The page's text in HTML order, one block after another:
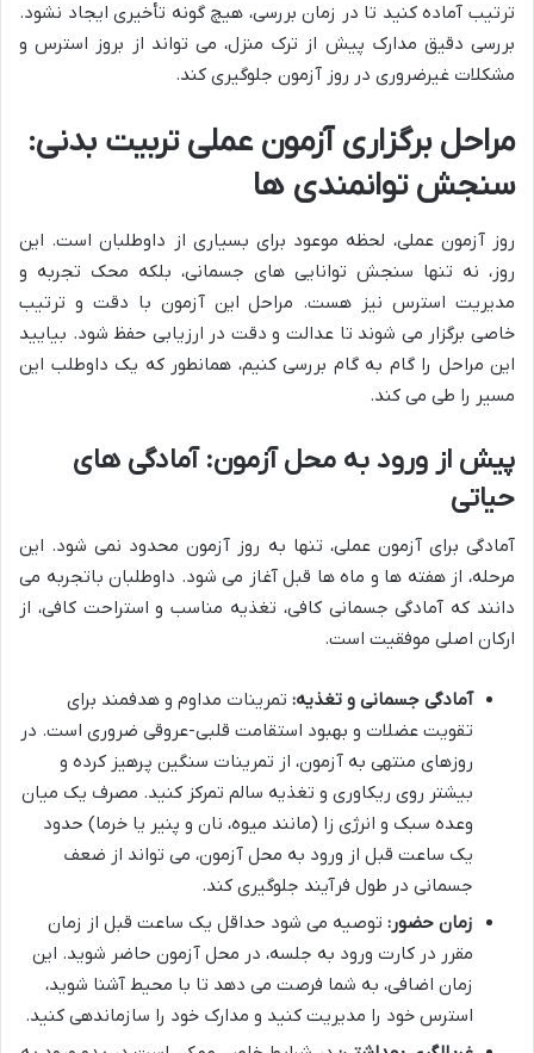
ترتیب آماده کنید تا در زمان بررسی، هیچ گونه تأخیری ایجاد نشود.
بررسی دقیق مدارک پیش از ترک منزل، می تواند از بروز استرس و
مشکلات غیرضروری در روز آزمون جلوگیری کند.
مراحل برگزاری آزمون عملی تربیت بدنی:
سنجش توانمندی ها
روز آزمون عملی، لحظه موعود برای بسیاری از داوطلبان است. این
روز، نه تنها سنجش توانایی های جسمانی، بلکه محک تجربه و
مدیریت استرس نیز هست. مراحل این آزمون با دقت و ترتیب
خاصی برگزار می شوند تا عدالت و دقت در ارزیابی حفظ شود. بیایید
این مراحل را گام به گام بررسی کنیم، همانطور که یک داوطلب این
مسیر را طی می کند.
پیش از ورود به محل آزمون: آمادگی های
حیاتی
آمادگی برای آزمون عملی، تنها به روز آزمون محدود نمی شود. این
مرحله، از هفته ها و ماه ها قبل آغاز می شود. داوطلبان باتجربه می
دانند که آمادگی جسمانی کافی، تغذیه مناسب و استراحت کافی، از
ارکان اصلی موفقیت است.
آمادگی جسمانی و تغذیه: تمرینات مداوم و هدفمند برای
تقویت عضلات و بهبود استقامت قلبی-عروقی ضروری است. در
روزهای منتهی به آزمون، از تمرینات سنگین پرهیز کرده و
بیشتر روی ریکاوری و تغذیه سالم تمرکز کنید. مصرف یک میان
وعده سبک و انرژی زا (مانند میوه، نان و پنیر یا خرما) حدود
یک ساعت قبل از ورود به محل آزمون، می تواند از ضعف
جسمانی در طول فرآیند جلوگیری کند.
زمان حضور: توصیه می شود حداقل یک ساعت قبل از زمان
مقرر در کارت ورود به جلسه، در محل آزمون حاضر شوید. این
زمان اضافی، به شما فرصت می دهد تا با محیط آشنا شوید،
استرس خود را مدیریت کنید و مدارک خود را سازماندهی کنید.